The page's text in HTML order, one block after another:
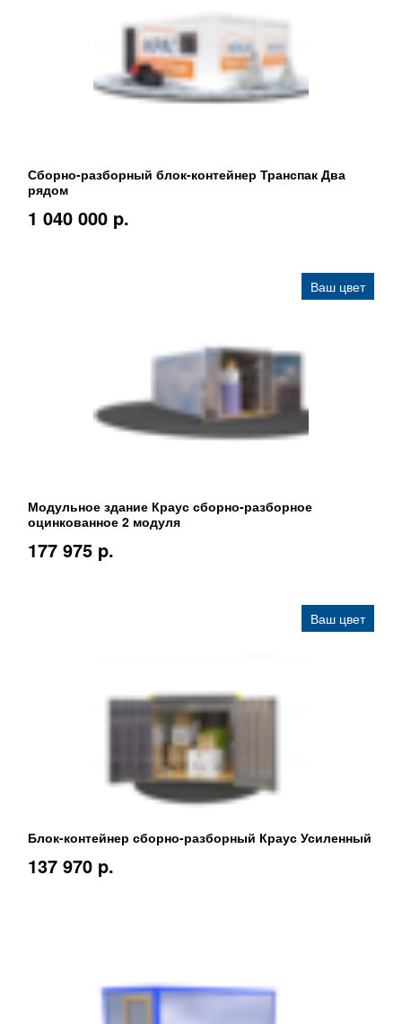
Сборно-разборный блок-контейнер Транспак Два
рядом
1 040 000 p.
Ваш цвет
Модульное здание Краус сборно-разборное
оцинкованное 2 модуля
177 975 p.
Ваш цвет
Блок-контейнер сборно-разборный Краус Усиленный
137 970 p.